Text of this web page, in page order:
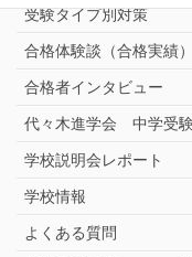
受験タイプ別対策
合格体験談（合格実績）
合格者インタビュー
代々木進学会 中学受
学校説明会レポート
学校情報
よくある質問